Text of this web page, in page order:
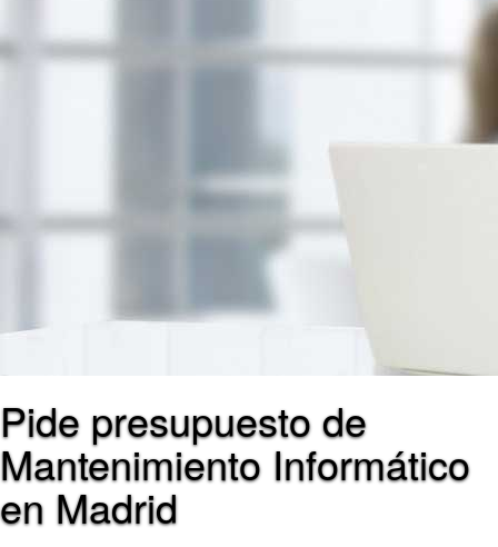
Pide presupuesto de
Mantenimiento Informático
en Madrid